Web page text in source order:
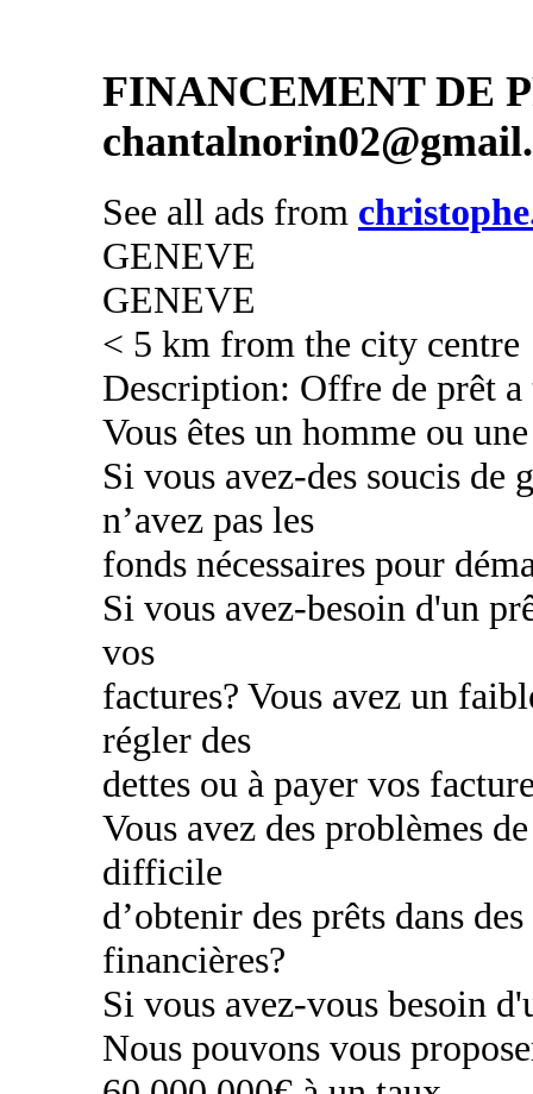
FINANCEMENT DE
See all ads from
GENEVE
GENEVE
< 5 km from the city centre
Description: Offre de prêt
Vous êtes un homme ou
Si vous avez-des soucis de
n’avez pas les
fonds nécessaires pour
Si vous avez-besoin d'un
vos
factures? Vous avez un
régler des
dettes ou à payer vos
Vous avez des problèmes
difficile
d’obtenir des prêts dans
financières?
Si vous avez-vous besoin
Nous pouvons vous